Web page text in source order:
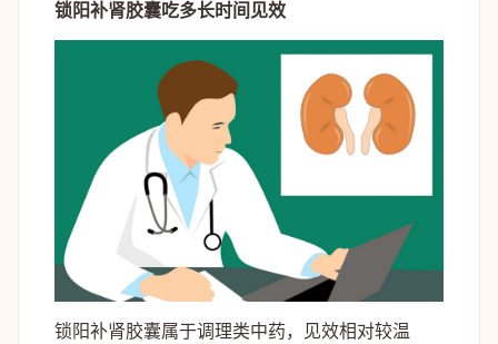
锁阳补肾胶囊吃多长时间见效
锁阳补肾胶囊属于调理类中药，见效相对较温